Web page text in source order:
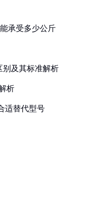
承受多少公斤
别及其标准解析
析
适替代型号